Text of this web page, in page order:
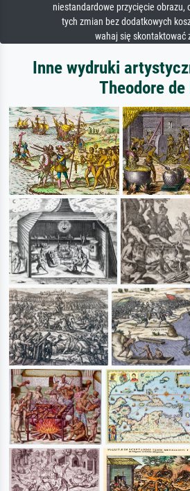
niestandardowe przycięcie obrazu,
tych zmian bez dodatkowych
wahaj się skontaktować
Inne wydruki
Theodore de